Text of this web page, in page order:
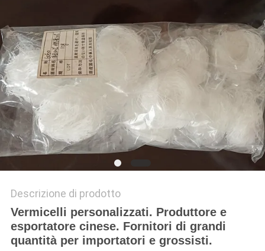
Descrizione di prodotto
Vermicelli personalizzati. Produttore e
esportatore cinese. Fornitori di grandi
quantità per importatori e grossisti.